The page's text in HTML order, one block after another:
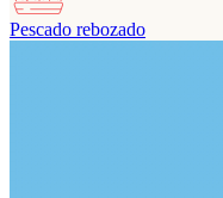
Pescado rebozado